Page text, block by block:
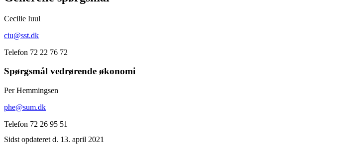
Cecilie Iuul
ciu@sst.dk
Telefon 72 22 76 72
Spørgsmål vedrørende økonomi
Per Hemmingsen
phe@sum.dk
Telefon 72 26 95 51
Sidst opdateret d. 13. april 2021